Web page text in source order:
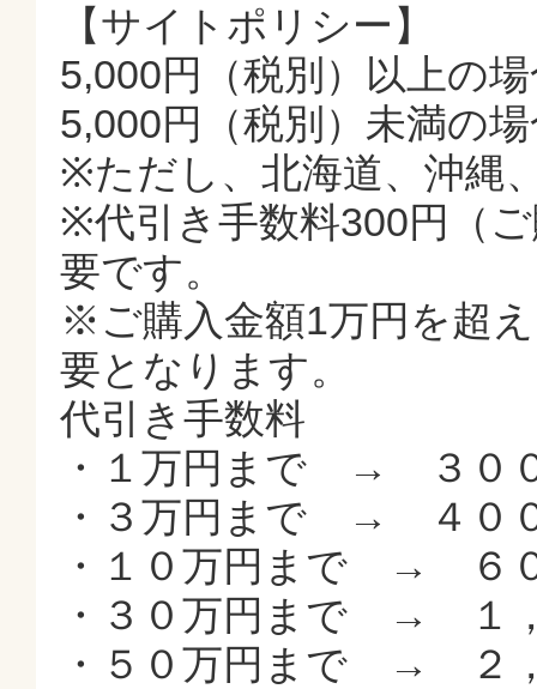
【サイトポリシー】
5,000円（税別）以上の
5,000円（税別）未満の
※ただし、北海道、沖縄
※代引き手数料300円（
要です。
※ご購入金額1万円を超
要となります。
代引き手数料
・１万円まで → ３０
・３万円まで → ４０
・１０万円まで → ６
・３０万円まで → １
・５０万円まで → ２